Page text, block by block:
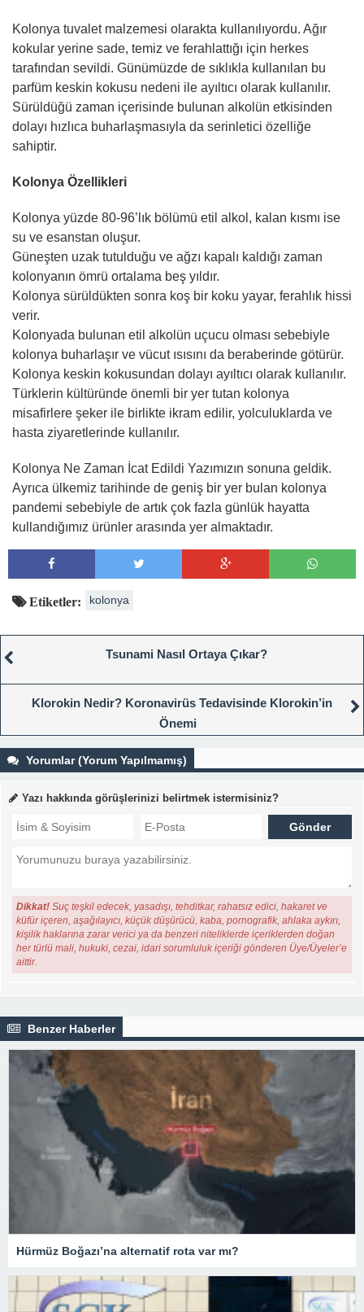
Kolonya tuvalet malzemesi olarakta kullanılıyordu. Ağır
kokular yerine sade, temiz ve ferahlattığı için herkes
tarafından sevildi. Günümüzde de sıklıkla kullanılan bu
parfüm keskin kokusu nedeni ile ayıltıcı olarak kullanılır.
Sürüldüğü zaman içerisinde bulunan alkolün etkisinden
dolayı hızlıca buharlaşmasıyla da serinletici özelliğe
sahiptir.
Kolonya Özellikleri
Kolonya yüzde 80-96’lık bölümü etil alkol, kalan kısmı ise
su ve esanstan oluşur.
Güneşten uzak tutulduğu ve ağzı kapalı kaldığı zaman
kolonyanın ömrü ortalama beş yıldır.
Kolonya sürüldükten sonra koş bir koku yayar, ferahlık hissi
verir.
Kolonyada bulunan etil alkolün uçucu olması sebebiyle
kolonya buharlaşır ve vücut ısısını da beraberinde götürür.
Kolonya keskin kokusundan dolayı ayıltıcı olarak kullanılır.
Türklerin kültüründe önemli bir yer tutan kolonya
misafirlere şeker ile birlikte ikram edilir, yolculuklarda ve
hasta ziyaretlerinde kullanılır.
Kolonya Ne Zaman İcat Edildi Yazımızın sonuna geldik.
Ayrıca ülkemiz tarihinde de geniş bir yer bulan kolonya
pandemi sebebiyle de artık çok fazla günlük hayatta
kullandığımız ürünler arasında yer almaktadır.
Etiketler: kolonya
Tsunami Nasıl Ortaya Çıkar?
Klorokin Nedir? Koronavirüs Tedavisinde Klorokin’in
Önemi
Yorumlar (Yorum Yapılmamış)
Yazı hakkında görüşlerinizi belirtmek istermisiniz?
Dikkat! Suç teşkil edecek, yasadışı, tehditkar, rahatsız edici, hakaret ve
küfür içeren, aşağılayıcı, küçük düşürücü, kaba, pornografik, ahlaka aykırı,
kişilik haklarına zarar verici ya da benzeri niteliklerde içeriklerden doğan
her türlü mali, hukuki, cezai, idari sorumluluk içeriği gönderen Üye/Üyeler’e
aittir.
Benzer Haberler
Hürmüz Boğazı’na alternatif rota var mı?